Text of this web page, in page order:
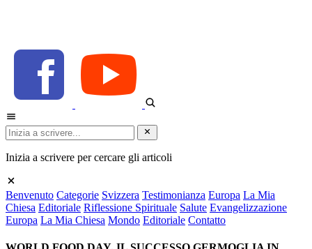
Inizia a scrivere per cercare gli articoli
Benvenuto Categorie Svizzera Testimonianza Europa La Mia
Chiesa Editoriale Riflessione Spirituale Salute Evangelizzazione
Europa La Mia Chiesa Mondo Editoriale Contatto